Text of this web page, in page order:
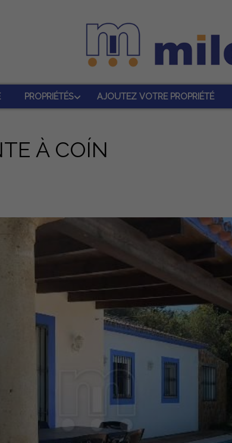
PROPRIÉTÉS AJOUTEZ VOTRE PROPRIÉTÉ
À COÍN